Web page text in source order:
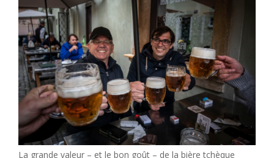
La grande valeur – et le bon goût – de la bière tchèque